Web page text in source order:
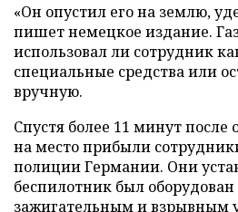
«Он опустил его на землю,
пишет немецкое издание.
использовал ли сотрудник
специальные средства или
вручную.
Спустя более 11 минут
на место прибыли
полиции Германии. Они
беспилотник был
зажигательным и взрывным